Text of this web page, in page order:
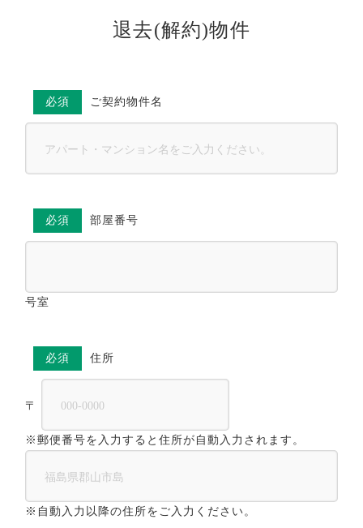
退去(解約)物件
必須 ご契約物件名
必須 部屋番号
号室
必須 住所
〒
※郵便番号を入力すると住所が自動入力されます。
※自動入力以降の住所をご入力ください。